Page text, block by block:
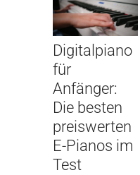
Digitalpiano
für
Anfänger:
Die besten
preiswerten
E-Pianos im
Test